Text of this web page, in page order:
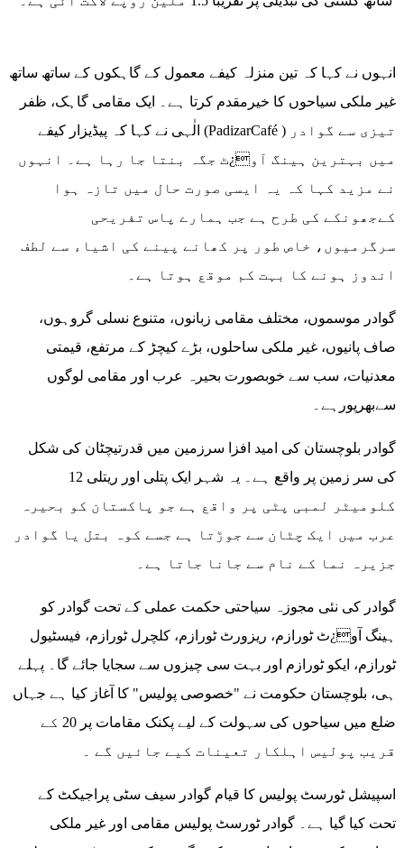
انہوں نے کہا کہ تین منزلہ کیفے معمول کے گاہکوں کے ساتھ ساتھ
غیر ملکی سیاحوں کا خیرمقدم کرتا ہے۔ ایک مقامی گاہک، ظفر
الٰہی نے کہا کہ پیڈیزار کیفے (PadizarCafé ) تیزی سے گوادر
میں بہترین ہینگ آو¿ٹ جگہ بنتا جا رہا ہے۔ انہوں
نے مزید کہا کہ یہ ایسی صورت حال میں تازہ ہوا
کےجھونکے کی طرح ہے جب ہمارے پاس تفریحی
سرگرمیوں، خاص طور پر کھانے پینے کی اشیاء سے لطف
اندوز ہونے کا بہت کم موقع ہوتا ہے۔
گوادر موسموں، مختلف مقامی زبانوں، متنوع نسلی گروہوں،
صاف پانیوں، غیر ملکی ساحلوں، بڑے کیچڑ کے مرتفع، قیمتی
معدنیات، سب سے خوبصورت بحیرہ عرب اور مقامی لوگوں
سےبھرپورہے۔
گوادر بلوچستان کی امید افزا سرزمین میں قدرتیچٹان کی شکل
کی سر زمین پر واقع ہے۔ یہ شہر ایک پتلی اور ریتلی 12
کلومیٹر لمبی پٹی پر واقع ہے جو پاکستان کو بحیرہ
عرب میں ایک چٹان سے جوڑتا ہے جسے کوہ بتل یا گوادر
جزیرہ نما کے نام سے جانا جاتا ہے۔
گوادر کی نئی مجوزہ سیاحتی حکمت عملی کے تحت گوادر کو
ہینگ آو¿ٹ ٹورازم، ریزورٹ ٹورازم، کلچرل ٹورازم، فیسٹیول
ٹورازم، ایکو ٹورازم اور بہت سی چیزوں سے سجایا جائے گا۔ پہلے
ہی، بلوچستان حکومت نے "خصوصی پولیس" کا آغاز کیا ہے جہاں
ضلع میں سیاحوں کی سہولت کے لیے پکنک مقامات پر 20 کے
قریب پولیس اہلکار تعینات کیے جائیں گے ۔
اسپیشل ٹورسٹ پولیس کا قیام گوادر سیف سٹی پراجیکٹ کے
تحت کیا گیا ہے۔ گوادر ٹورسٹ پولیس مقامی اور غیر ملکی